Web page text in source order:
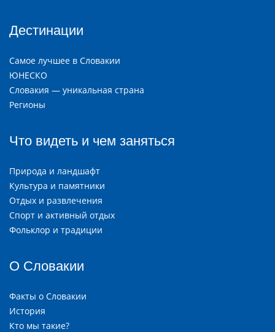
Дестинации
Самое лучшее в Словакии
ЮНЕСКО
Словакия — уникальная страна
Регионы
Что видеть и чем заняться
Природа и ландшафт
Культура и памятники
Отдых и развлечения
Спорт и активный отдых
Фольклор и традиции
О Словакии
Факты о Словакии
История
Кто мы такие?